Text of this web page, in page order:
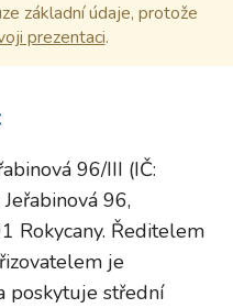
základní údaje, protože
prezentaci.
96/III (IČ:
96,
Rokycany. Ředitelem
je
poskytuje střední